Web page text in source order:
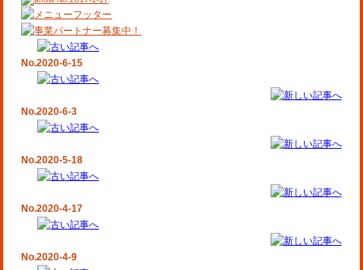
No.2020-6-15
No.2020-6-3
No.2020-5-18
No.2020-4-17
No.2020-4-9